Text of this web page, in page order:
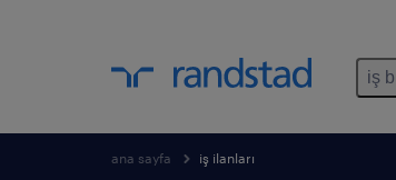
iş
ana sayfa iş ilanları